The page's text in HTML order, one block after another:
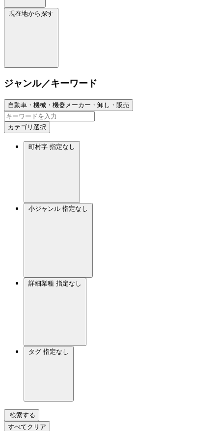
現在地から探す
ジャンル／キーワード
自動車・機械・機器メーカー・卸し・販売
カテゴリ選択
町村字 指定なし
小ジャンル 指定なし
詳細業種 指定なし
タグ 指定なし
検索する
すべてクリア